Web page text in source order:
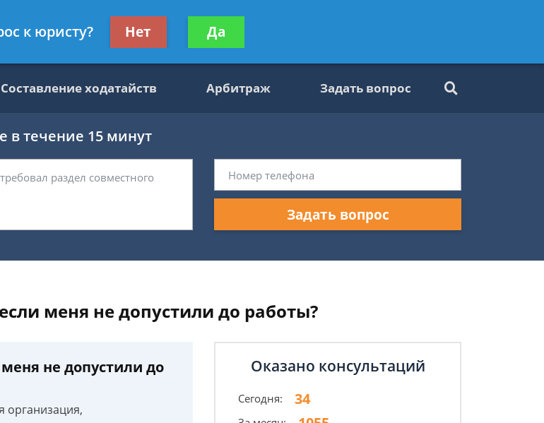
Получите консультацию
бесплатно
Составление ходатайств Арбитраж Задать вопрос
в течение 15 минут
Задать вопрос
меня не допустили до работы?
не допустили до
организация,
Оказано консультаций
Сегодня: 34
к юристу? Нет Да